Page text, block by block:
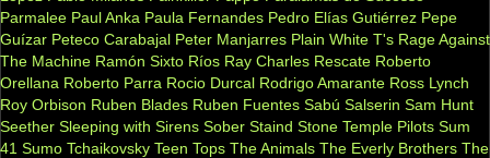
Parmalee Paul Anka Paula Fernandes Pedro Elías Gutiérrez Pepe
Guízar Peteco Carabajal Peter Manjarres Plain White T's Rage Against
The Machine Ramón Sixto Ríos Ray Charles Rescate Roberto
Orellana Roberto Parra Rocio Durcal Rodrigo Amarante Ross Lynch
Roy Orbison Ruben Blades Ruben Fuentes Sabú Salserin Sam Hunt
Seether Sleeping with Sirens Sober Staind Stone Temple Pilots Sum
41 Sumo Tchaikovsky Teen Tops The Animals The Everly Brothers The